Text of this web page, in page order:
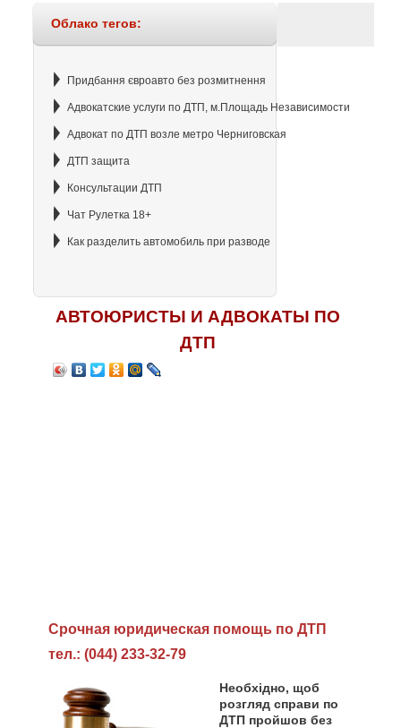
Облако тегов:
Придбання євроавто без розмитнення
Адвокатские услуги по ДТП, м.Площадь Независимости
Адвокат по ДТП возле метро Черниговская
ДТП защита
Консультации ДТП
Чат Рулетка 18+
Как разделить автомобиль при разводе
АВТОЮРИСТЫ И АДВОКАТЫ ПО
ДТП
Cрочная юридическая помощь по ДТП
тел.: (044) 233-32-79
Необхідно, щоб
розгляд справи по
ДТП пройшов без